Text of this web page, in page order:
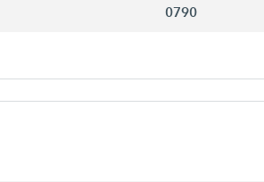
0790